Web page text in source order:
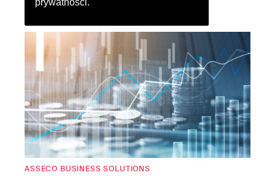
prywatności.
ASSECO BUSINESS SOLUTIONS